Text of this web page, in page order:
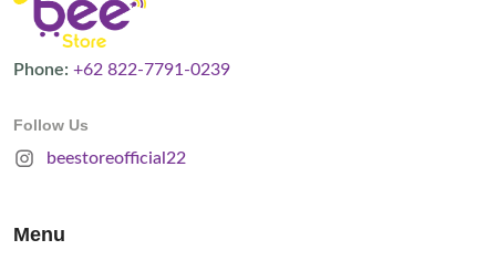
Phone: +62 822-7791-0239
Follow Us
beestoreofficial22
Menu